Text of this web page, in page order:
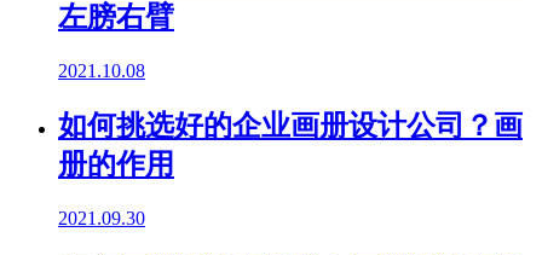
左膀右臂
2021.10.08
如何挑选好的企业画册设计公司？画
册的作用
2021.09.30